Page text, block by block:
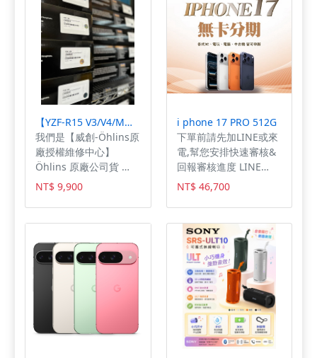
【YZF-R15 V3/V4/M】Öhlins前叉彈簧套件-FSK164
我們是【威創-Öhlins原
廠授權維修中心】
Öhlins 原廠公司貨
YZF-R15 V3/V4/M前叉
彈簧套件，正叉倒叉皆
有(FSK164) 我們的服務
項目有 Öhlins 維修、
保養、調校、改裝 BST
- Blackstone TEK
Taiwan 總代理 Kineo
Wheels Taiwan 總代理
有完善的售後服務、保
NT$ 9,900
i phone 17 PRO 512G
下單前請先加LINE或來
電,幫您安排快速審核&
回報審核進度 LINE
ID:@KM168 電話:07-
3952001 /0968-192-
611
NT$ 46,700